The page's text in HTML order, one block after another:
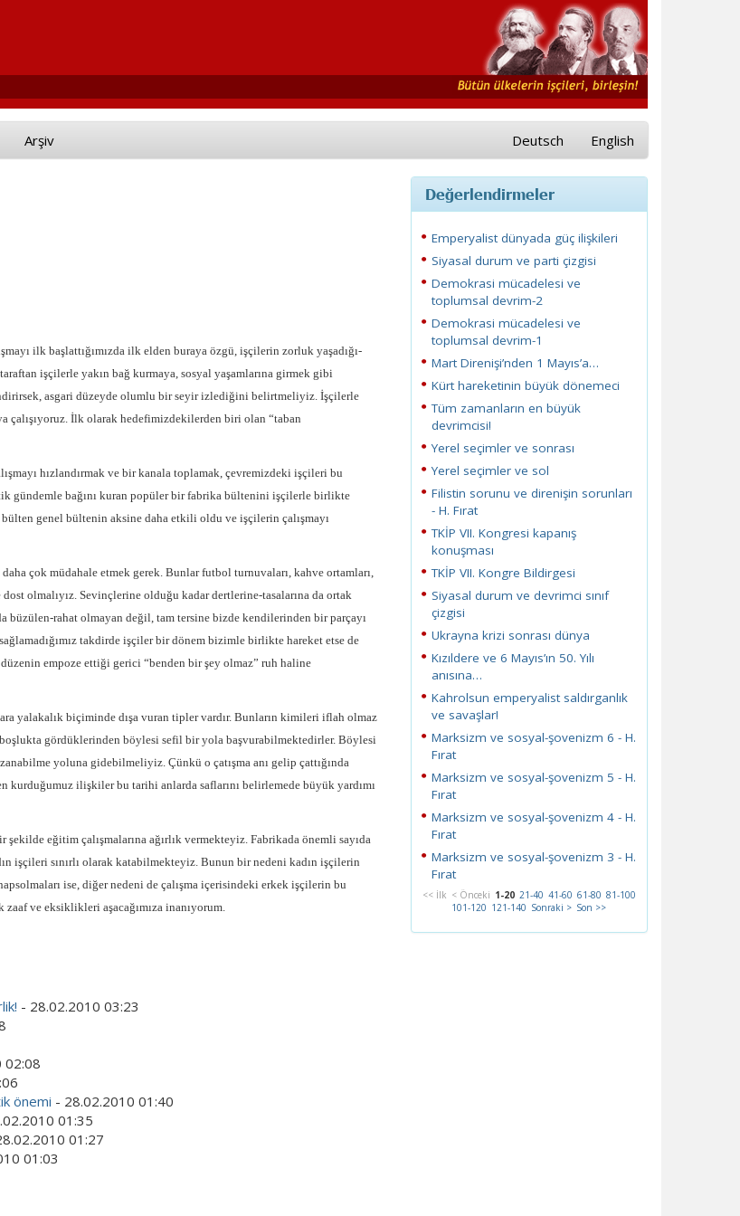
Arşiv Deutsch English
ilk başlattığımızda ilk elden buraya özgü, işçilerin zorluk yaşadığı-
işçilerle yakın bağ kurmaya, sosyal yaşamlarına girmek gibi
asgari düzeyde olumlu bir seyir izlediğini belirtmeliyiz. İşçilerle
çalışıyoruz. İlk olarak hedefimizdekilerden biri olan “taban
hızlandırmak ve bir kanala toplamak, çevremizdeki işçileri bu
gündemle bağını kuran popüler bir fabrika bültenini işçilerle birlikte
genel bültenin aksine daha etkili oldu ve işçilerin çalışmayı
çok müdahale etmek gerek. Bunlar futbol turnuvaları, kahve ortamları,
olmalıyız. Sevinçlerine olduğu kadar dertlerine-tasalarına da ortak
büzülen-rahat olmayan değil, tam tersine bizde kendilerinden bir parçayı
takdirde işçiler bir dönem bizimle birlikte hareket etse de
empoze ettiği gerici “benden bir şey olmaz” ruh haline
yalakalık biçiminde dışa vuran tipler vardır. Bunların kimileri iflah olmaz
gördüklerinden böylesi sefil bir yola başvurabilmektedirler. Böylesi
yoluna gidebilmeliyiz. Çünkü o çatışma anı gelip çattığında
ilişkiler bu tarihi anlarda saflarını belirlemede büyük yardımı
eğitim çalışmalarına ağırlık vermekteyiz. Fabrikada önemli sayıda
işçileri sınırlı olarak katabilmekteyiz. Bunun bir nedeni kadın işçilerin
ise, diğer nedeni de çalışma içerisindeki erkek işçilerin bu
ve eksiklikleri aşacağımıza inanıyorum.
- 28.02.2010 03:23
02:08
önemi - 28.02.2010 01:40
01:35
01:27
01:03
Değerlendirmeler
Emperyalist dünyada güç ilişkileri
Siyasal durum ve parti çizgisi
Demokrasi mücadelesi ve
toplumsal devrim-2
Demokrasi mücadelesi ve
toplumsal devrim-1
Mart Direnişi’nden 1 Mayıs’a…
Kürt hareketinin büyük dönemeci
Tüm zamanların en büyük
devrimcisi!
Yerel seçimler ve sonrası
Yerel seçimler ve sol
Filistin sorunu ve direnişin sorunları
- H. Fırat
TKİP VII. Kongresi kapanış
konuşması
TKİP VII. Kongre Bildirgesi
Siyasal durum ve devrimci sınıf
çizgisi
Ukrayna krizi sonrası dünya
Kızıldere ve 6 Mayıs’ın 50. Yılı
anısına…
Kahrolsun emperyalist saldırganlık
ve savaşlar!
Marksizm ve sosyal-şovenizm 6 - H.
Fırat
Marksizm ve sosyal-şovenizm 5 - H.
Fırat
Marksizm ve sosyal-şovenizm 4 - H.
Fırat
Marksizm ve sosyal-şovenizm 3 - H.
Fırat
<< İlk < Önceki 1-20 21-40 41-60 61-80 81-100
101-120 121-140 Sonraki > Son >>